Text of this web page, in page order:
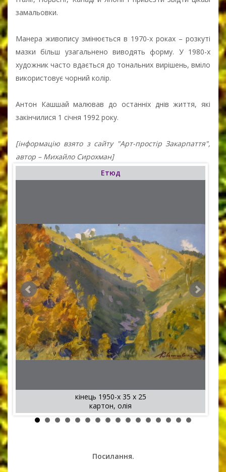
замальовки.
Манера живопису змінюється в 1970-х роках – розкуті
мазки більш узагальнено виводять форму. У 1980-х
художник часто вдається до тональних вирішень, вміло
використовує чорний колір.
Антон Кашшай малював до останніх днів життя, які
закінчилися 1 січня 1992 року.
[інформацію взято з сайту "Арт-простір Закарпаття",
автор – Михайло Сирохман]
Етюд
кінець 1950-х 35 x 25
картон, олія
Посилання.